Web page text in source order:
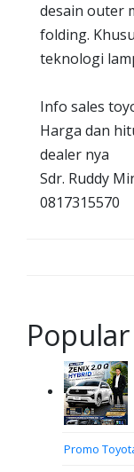
desain outer
folding.
teknologi
Info sales
Harga dan
dealer nya
Sdr. Ruddy
0817315570
Promo